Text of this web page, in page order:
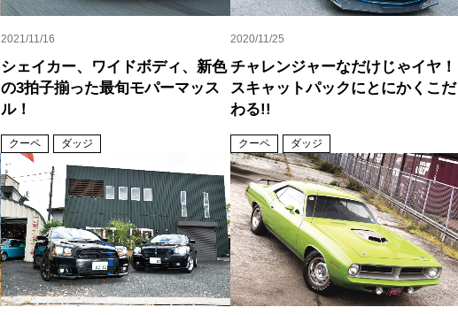
2021/11/16
シェイカー、ワイドボディ、新色
の3拍子揃った最旬モパーマッス
ル！
クーペ ダッジ
2020/11/25
チャレンジャーなだけじゃイヤ！
スキャットパックにとにかくこだ
わる!!
クーペ ダッジ